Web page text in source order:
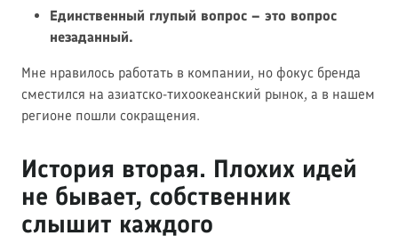
Единственный глупый вопрос – это вопрос
незаданный.
Мне нравилось работать в компании, но фокус бренда
сместился на азиатско-тихоокеанский рынок, а в нашем
регионе пошли сокращения.
История вторая. Плохих идей
не бывает, собственник
слышит каждого